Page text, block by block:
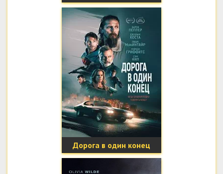
Дорога в один конец